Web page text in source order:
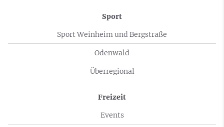
Sport
Sport Weinheim und Bergstraße
Odenwald
Überregional
Freizeit
Events